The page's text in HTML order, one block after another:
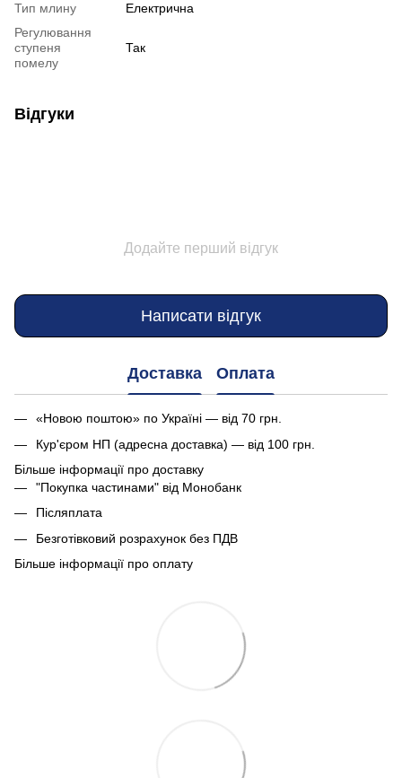
Тип млину
Електрична
Регулювання
ступеня
помелу
Так
Відгуки
Додайте перший відгук
Написати відгук
Доставка Оплата
«Новою поштою» по Україні — від 70 грн.
Кур'єром НП (адресна доставка) — від 100 грн.
Більше інформації про доставку
"Покупка частинами" від Монобанк
Післяплата
Безготівковий розрахунок без ПДВ
Більше інформації про оплату